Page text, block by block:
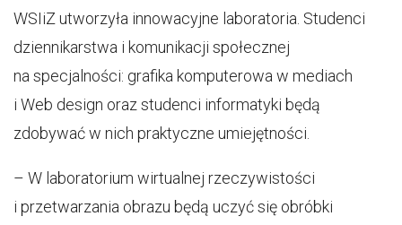
WSIiZ utworzyła innowacyjne laboratoria. Studenci
dziennikarstwa i komunikacji społecznej
na specjalności: grafika komputerowa w mediach
i Web design oraz studenci informatyki będą
zdobywać w nich praktyczne umiejętności.
– W laboratorium wirtualnej rzeczywistości
i przetwarzania obrazu będą uczyć się obróbki